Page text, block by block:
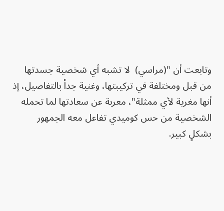
وتابعت أن "(مراسي) لا تشبه أي شخصية جسدتها
من قبل ومختلفة في تركيبتها، وغنية جداً بالتفاصيل، إذ
أنها مغرية لأي ممثلة"، معربة عن سعادتها لما تحمله
الشخصية من حس كوميدي تفاعل معه الجمهور
بشكلٍ كبير.